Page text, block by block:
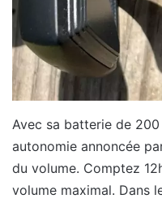
Avec sa batterie de 200
autonomie annoncée
du volume. Comptez
volume maximal. Dans